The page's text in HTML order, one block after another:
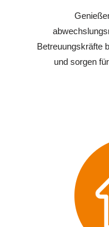
Betreuungskräfte
und sorgen